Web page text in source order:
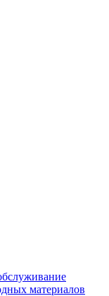
материалов